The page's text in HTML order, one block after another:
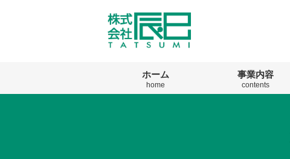
ホーム
home
事業内容
contents